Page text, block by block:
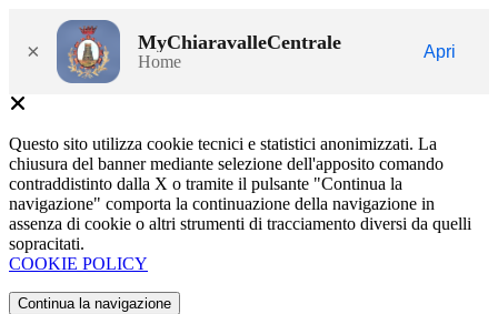
× MyChiaravalleCentrale
Home
Apri
Questo sito utilizza cookie tecnici e statistici anonimizzati. La
chiusura del banner mediante selezione dell'apposito comando
contraddistinto dalla X o tramite il pulsante "Continua la
navigazione" comporta la continuazione della navigazione in
assenza di cookie o altri strumenti di tracciamento diversi da quelli
sopracitati.
COOKIE POLICY
Continua la navigazione